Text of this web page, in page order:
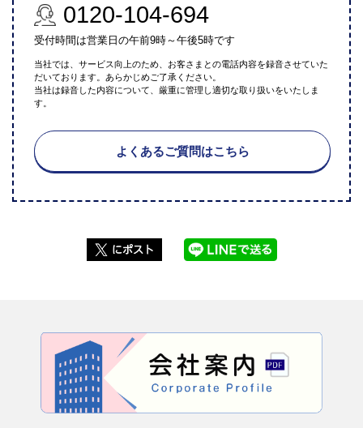
0120-104-694
受付時間は営業日の午前9時～午後5時です
当社では、サービス向上のため、お客さまとの電話内容を録音させていた
だいております。あらかじめご了承ください。
当社は録音した内容について、厳重に管理し適切な取り扱いをいたしま
す。
よくあるご質問はこちら